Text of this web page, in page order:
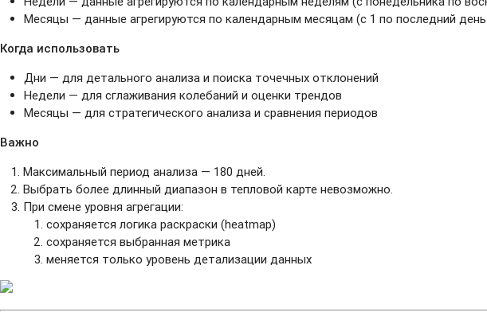
Месяцы — данные агрегируются по календарным месяцам (с 1 по последний
Когда использовать
Дни — для детального анализа и поиска точечных отклонений
Недели — для сглаживания колебаний и оценки трендов
Месяцы — для стратегического анализа и сравнения периодов
Важно
Максимальный период анализа — 180 дней.
Выбрать более длинный диапазон в тепловой карте невозможно.
При смене уровня агрегации:
сохраняется логика раскраски (heatmap)
сохраняется выбранная метрика
меняется только уровень детализации данных